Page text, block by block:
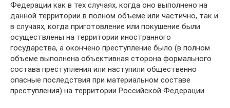
Федерации как в тех случаях, когда оно выполнено на
данной территории в полном объеме или частично, так и
в случаях, когда приготовление или покушение были
осуществлены на территории иностранного
государства, а окончено преступление было (в полном
объеме выполнена объективная сторона формального
состава преступления или наступили общественно
опасные последствия при материальном составе
преступления) на территории Российской Федерации.